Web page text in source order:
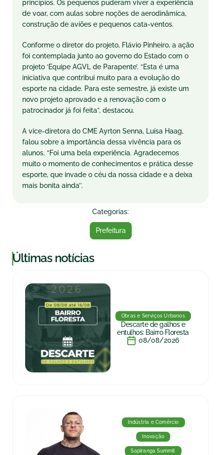
princípios. Os pequenos puderam viver a experiência
de voar, com aulas sobre noções de aerodinâmica,
construção de aviões e pequenos cata-ventos.
Conforme o diretor do projeto, Flávio Pinheiro, a ação
foi contemplada junto ao governo do Estado com o
projeto ‘Equipe AGVL de Parapente’. “Esta é uma
iniciativa que contribui muito para a evolução do
esporte na cidade. Para este semestre, já existe um
novo projeto aprovado e a renovação com o
patrocinador já foi feita”, destacou.
A vice-diretora do CME Ayrton Senna, Luísa Haag,
falou sobre a importância dessa vivência para os
alunos. “Foi uma bela experiência. Agradecemos
muito o momento de conhecimentos e prática desse
esporte, que invade o céu da nossa cidade e a deixa
mais bonita ainda’’.
Categorias:
Prefeitura
|Últimas notícias
Obras e Serviços Urbanos
Descarte de galhos e
entulhos: Bairro Floresta
08/08/2026
Indústria e Comércio
Inovação
Sapiranga Summit